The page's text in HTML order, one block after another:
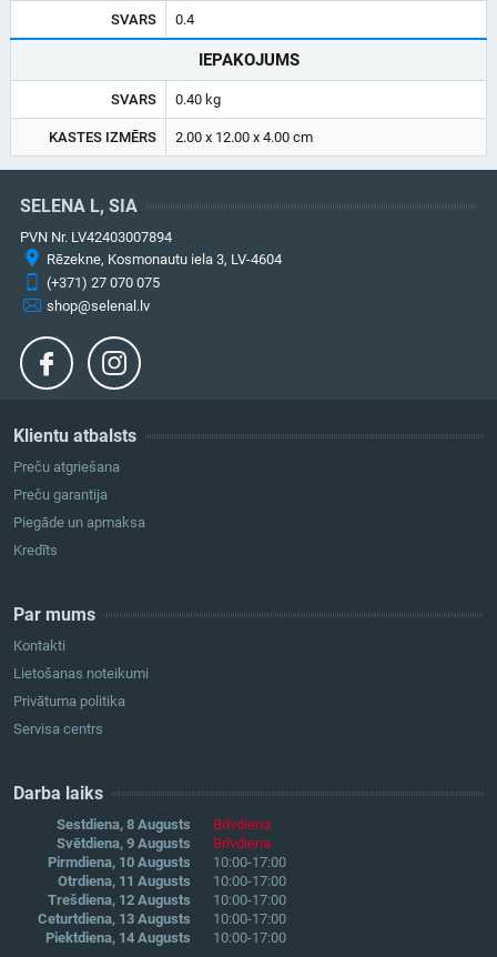
SVARS 0.4
IEPAKOJUMS
SVARS 0.40 kg
KASTES IZMĒRS 2.00 x 12.00 x 4.00 cm
Klientu atbalsts
Preču atgriešana
Preču garantija
Piegāde un apmaksa
Kredīts
Par mums
Kontakti
Lietošanas noteikumi
Privātuma politika
Servisa centrs
Darba laiks
Sestdiena, 8 Augusts
Brīvdiena
Svētdiena, 9 Augusts
Brīvdiena
Pirmdiena, 10 Augusts
10:00-17:00
Otrdiena, 11 Augusts
10:00-17:00
Trešdiena, 12 Augusts
10:00-17:00
Ceturtdiena, 13 Augusts
10:00-17:00
Piektdiena, 14 Augusts
10:00-17:00
SELENA L, SIA
PVN Nr. LV42403007894
Rēzekne, Kosmonautu iela 3, LV-4604
(+371) 27 070 075
shop@selenal.lv